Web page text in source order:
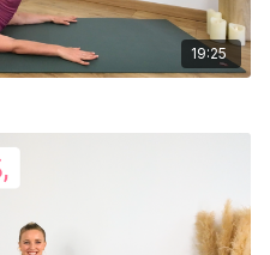
19:25